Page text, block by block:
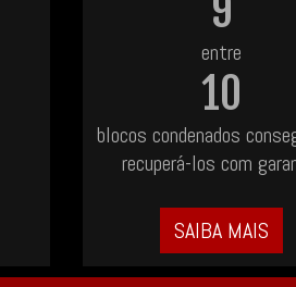
9
entre
10
blocos condenados
recuperá-los com
SAIBA MAIS